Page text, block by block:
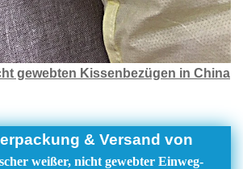
gewebten Kissenbezügen in China
& Versand von
weißer, nicht gewebter Einweg-